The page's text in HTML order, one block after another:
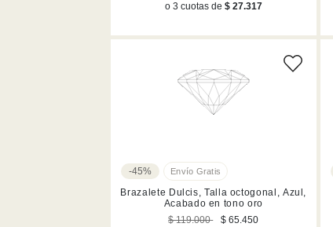
o 3 cuotas de $ 27.317
-45%
Brazalete Dulcis, Talla octogonal, Azul,
Acabado en tono oro
$ 119.000
$ 65.450